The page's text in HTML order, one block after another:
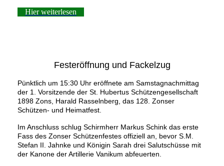
Hier weiterlesen
Festeröffnung und Fackelzug
Pünktlich um 15:30 Uhr eröffnete am Samstagnachmittag
der 1. Vorsitzende der St. Hubertus Schützengesellschaft
1898 Zons, Harald Rasselnberg, das 128. Zonser
Schützen- und Heimatfest.
Im Anschluss schlug Schirmherr Markus Schink das erste
Fass des Zonser Schützenfestes offiziell an, bevor S.M.
Stefan II. Jahnke und Königin Sarah drei Salutschüsse mit
der Kanone der Artillerie Vanikum abfeuerten.